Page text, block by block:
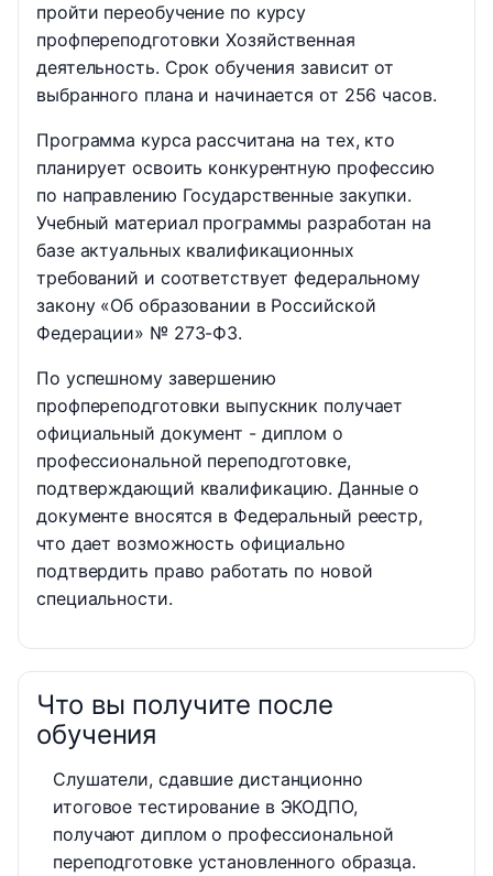
пройти переобучение по курсу
профпереподготовки Хозяйственная
деятельность. Срок обучения зависит от
выбранного плана и начинается от 256 часов.
Программа курса рассчитана на тех, кто
планирует освоить конкурентную профессию
по направлению Государственные закупки.
Учебный материал программы разработан на
базе актуальных квалификационных
требований и соответствует федеральному
закону «Об образовании в Российской
Федерации» № 273-ФЗ.
По успешному завершению
профпереподготовки выпускник получает
официальный документ - диплом о
профессиональной переподготовке,
подтверждающий квалификацию. Данные о
документе вносятся в Федеральный реестр,
что дает возможность официально
подтвердить право работать по новой
специальности.
Что вы получите после
обучения
Слушатели, сдавшие дистанционно
итоговое тестирование в ЭКОДПО,
получают диплом о профессиональной
переподготовке установленного образца.